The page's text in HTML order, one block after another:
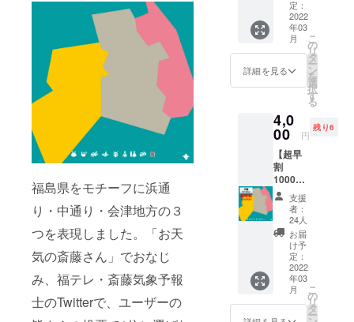
福島県をモチーフに浜通
り・中通り・会津地方の３
つを表現しました。「お天
気の斎藤さん」でおなじ
み、福テレ・斎藤気象予報
士のTwitterで、ユーザーの
いて、
わかり
やすく
面白
い、役
に立つ
信しま
す。 開
催日時
（予
定）：
2022年
3月24日
（木）
19:30～
（1時間
程度）
・講座
はzoom
を用い
て開催
しま
参加権
＋御礼
メッ
セージ
動画】
お天気
の斎藤
さんで
み、福
テレの
斎藤恭
紀気象
予報士
がzoom
でお天
気＆防
災講座
を開催
しま
す。天
気や防
災につ
いて、
わかり
定：
2022
年03
月
詳細を見る
こ
の
リ
タ
ー
ン
を
選
択
す
る
4,0
00 円
残り6
【超早
割
1000円
OFF
防災風
呂敷1枚
（福島
県柄
織）】
超撥水
生地の
防災風
呂敷1枚
支援
者：
24人
お届
け予
定：
2022
年03
月
こ
の
リ
タ
ー